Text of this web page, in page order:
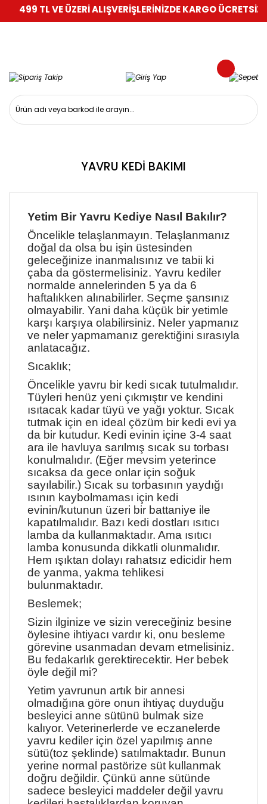
499 TL VE ÜZERİ ALIŞVERİŞLERİNİZDE KARGO ÜCRETSİZ!
YAVRU KEDİ BAKIMI
Yetim Bir Yavru Kediye Nasıl Bakılır?
Öncelikle telaşlanmayın. Telaşlanmanız
doğal da olsa bu işin üstesinden
geleceğinize inanmalısınız ve tabii ki
çaba da göstermelisiniz. Yavru kediler
normalde annelerinden 5 ya da 6
haftalıkken alınabilirler. Seçme şansınız
olmayabilir. Yani daha küçük bir yetimle
karşı karşıya olabilirsiniz. Neler yapmanız
ve neler yapmamanız gerektiğini sırasıyla
anlatacağız.
Sıcaklık;
Öncelikle yavru bir kedi sıcak tutulmalıdır.
Tüyleri henüz yeni çıkmıştır ve kendini
ısıtacak kadar tüyü ve yağı yoktur. Sıcak
tutmak için en ideal çözüm bir kedi evi ya
da bir kutudur. Kedi evinin içine 3-4 saat
ara ile havluya sarılmış sıcak su torbası
konulmalıdır. (Eğer mevsim yeterince
sıcaksa da gece onlar için soğuk
sayılabilir.) Sıcak su torbasının yaydığı
ısının kaybolmaması için kedi
evinin/kutunun üzeri bir battaniye ile
kapatılmalıdır. Bazı kedi dostları ısıtıcı
lamba da kullanmaktadır. Ama ısıtıcı
lamba konusunda dikkatli olunmalıdır.
Hem ışıktan dolayı rahatsız edicidir hem
de yanma, yakma tehlikesi
bulunmaktadır.
Beslemek;
Sizin ilginize ve sizin vereceğiniz besine
öylesine ihtiyacı vardır ki, onu besleme
görevine usanmadan devam etmelisiniz.
Bu fedakarlık gerektirecektir. Her bebek
öyle değil mi?
Yetim yavrunun artık bir annesi
olmadığına göre onun ihtiyaç duyduğu
besleyici anne sütünü bulmak size
kalıyor. Veterinerlerde ve eczanelerde
yavru kediler için özel yapılmış anne
sütü(toz şeklinde) satılmaktadır. Bunun
yerine normal pastörize süt kullanmak
doğru değildir. Çünkü anne sütünde
sadece besleyici maddeler değil yavru